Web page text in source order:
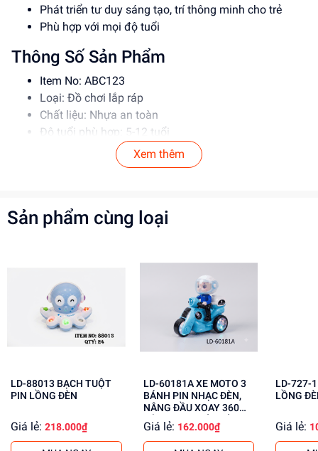
Phát triển tư duy sáng tạo, trí thông minh cho trẻ
Phù hợp với mọi độ tuổi
Thông Số Sản Phẩm
Item No: ABC123
Loại: Đồ chơi lắp ráp
Chất liệu: Nhựa an toàn
Độ tuổi phù hợp: 5-12 tuổi
Hướng Dẫn Sử Dụng
Giám sát trẻ khi sử dụng đồ chơi
Tăng cường trí thông minh
Rèn luyện kỹ năng giải quyết vấn đề
Mua ngay đồ chơi lắp ráp tại dochoitinphat.com
cung cấp giá sỉ tốt nhất cho khách buôn. Liên hệ ngay để
Xem thêm
Sản phẩm cùng loại
LD-88013 BẠCH TUỘT
PIN LỒNG ĐÈN
Giá lẻ: 218.000₫
LD-60181A XE MOTO 3
BÁNH PIN NHẠC ĐÈN,
NÂNG ĐẦU XOAY 360
ĐỘ, PHUN KHÓI, CÓ
NGƯỜI Police
Giá lẻ: 162.000₫
LD-727-1 ROBO
LỒNG
Giá lẻ: